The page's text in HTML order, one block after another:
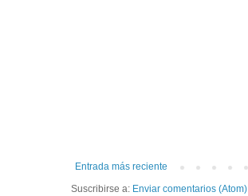
Entrada más reciente
Suscribirse a: Enviar comentarios (Atom)